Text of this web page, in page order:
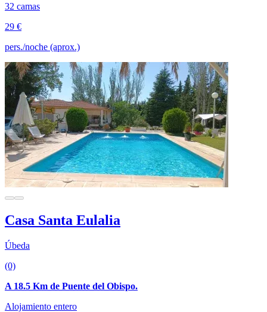
32 camas
29 €
pers./noche (aprox.)
Casa Santa Eulalia
Úbeda
(0)
A 18.5 Km de Puente del Obispo.
Alojamiento entero